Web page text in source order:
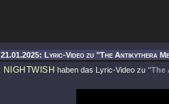
21.01.2025: Lyric-Video zu "The Antikythera
NIGHTWISH haben das Lyric-Video zu"The